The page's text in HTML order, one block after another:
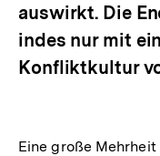
auswirkt. Die
indes nur mit
Konfliktkultur
Eine große